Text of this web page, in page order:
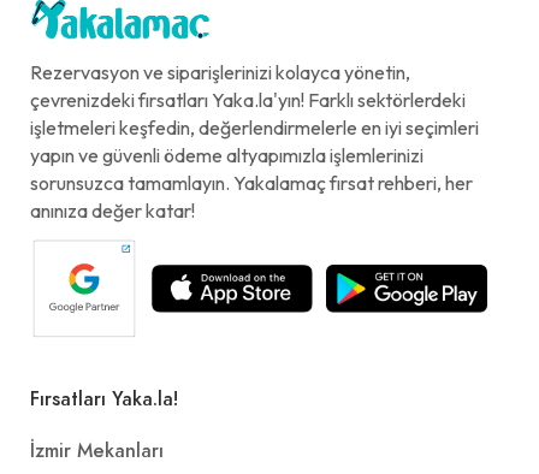
Rezervasyon ve siparişlerinizi kolayca yönetin,
çevrenizdeki fırsatları Yaka.la'yın! Farklı sektörlerdeki
işletmeleri keşfedin, değerlendirmelerle en iyi seçimleri
yapın ve güvenli ödeme altyapımızla işlemlerinizi
sorunsuzca tamamlayın. Yakalamaç fırsat rehberi, her
anınıza değer katar!
Fırsatları Yaka.la!
İzmir Mekanları